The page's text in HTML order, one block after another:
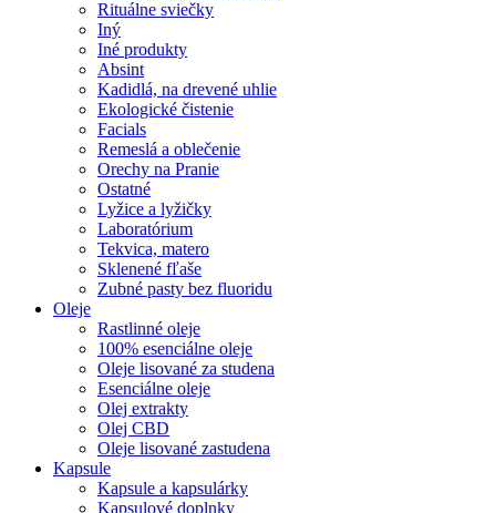
Rituálne sviečky
Iný
Iné produkty
Absint
Kadidlá, na drevené uhlie
Ekologické čistenie
Facials
Remeslá a oblečenie
Orechy na Pranie
Ostatné
Lyžice a lyžičky
Laboratórium
Tekvica, matero
Sklenené fľaše
Zubné pasty bez fluoridu
Oleje
Rastlinné oleje
100% esenciálne oleje
Oleje lisované za studena
Esenciálne oleje
Olej extrakty
Olej CBD
Oleje lisované zastudena
Kapsule
Kapsule a kapsulárky
Kapsulové doplnky